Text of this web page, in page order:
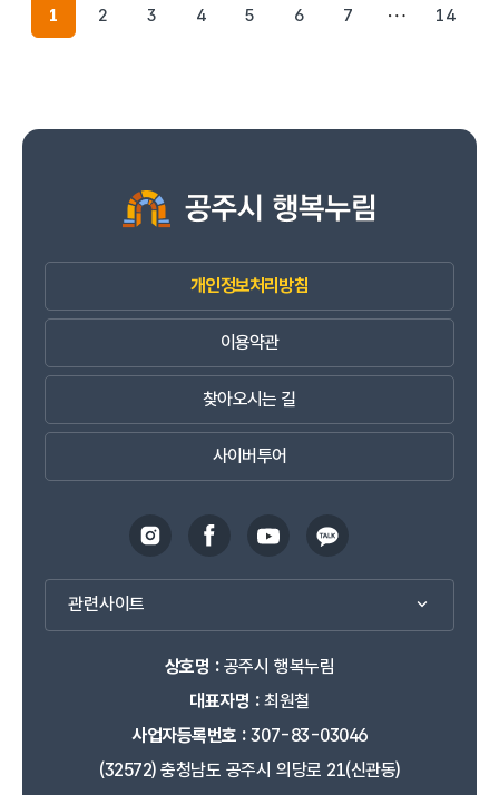
1
2 3 4 5 6 7 14
개인정보처리방침
이용약관
찾아오시는 길
사이버투어
관련사이트
상호명 :공주시 행복누림
대표자명 :최원철
사업자등록번호 :307-83-03046
(32572) 충청남도 공주시 의당로 21(신관동)